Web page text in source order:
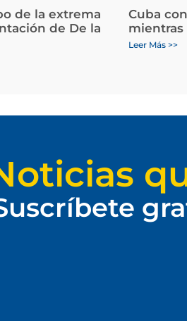
de la extrema
de De la
Cuba
mientras
Leer Más >>